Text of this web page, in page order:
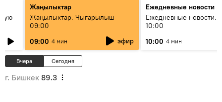
Жаңылыктар
Жаңылыктар. Чыгарылыш
09:00
09:00 4 мин эфир
Ежедневные новости
Ежедневные новости.
10:00
10:00 4 мин
Вчера Сегодня
г. Бишкек 89.3